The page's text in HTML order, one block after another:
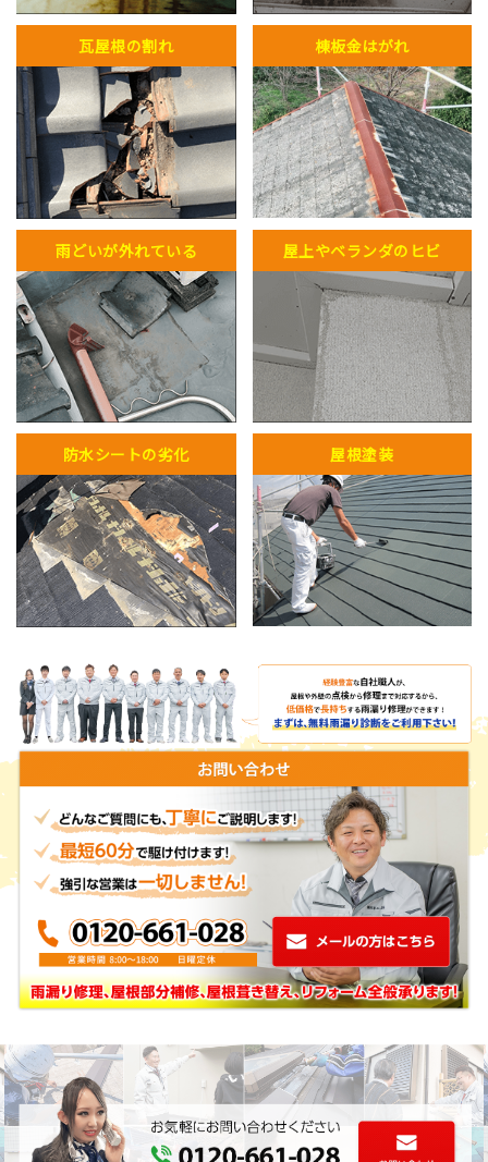
瓦屋根の割れ 棟板金はがれ
雨どいが外れている 屋上やベランダのヒビ
防水シートの劣化 屋根塗装